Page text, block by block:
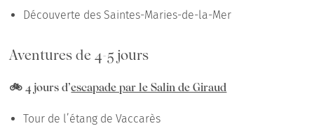
Découverte des Saintes-Maries-de-la-Mer
Aventures de 4-5 jours
🚲 4 jours d’escapade par le Salin de Giraud
Tour de l’étang de Vaccarès